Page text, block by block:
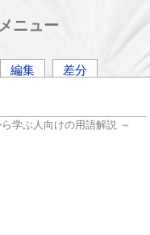
メニュー
編集 差分
学ぶ人向けの用語解説 ～